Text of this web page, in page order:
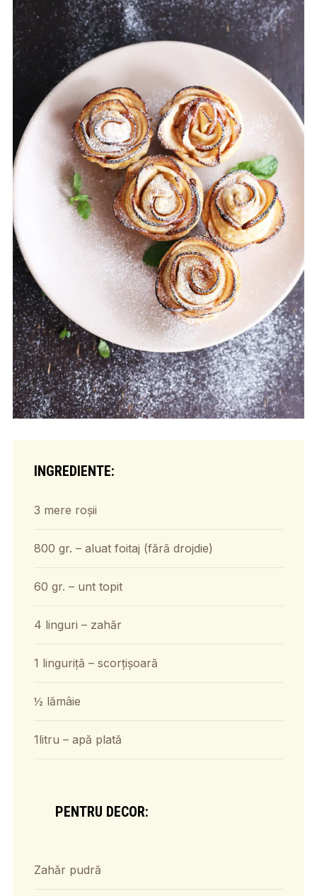
INGREDIENTE:
3 mere roșii
800 gr. – aluat foitaj (fără drojdie)
60 gr. – unt topit
4 linguri – zahăr
1 linguriță – scorțișoară
½ lămâie
1litru – apă plată
PENTRU DECOR:
Zahăr pudră